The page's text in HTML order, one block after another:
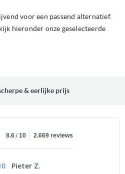
voor een passend alternatief.
hieronder onze geselecteerde
& eerlijke prijs
8.6/ 10 2.669 reviews
Pieter Z.